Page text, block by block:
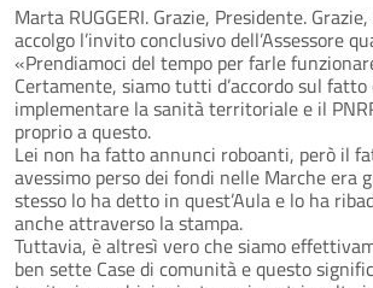
Marta RUGGERI. Grazie, Presidente.
accolgo l’invito conclusivo dell’Assessore
«Prendiamoci del tempo per farle
Certamente, siamo tutti d’accordo sul fatto
implementare la sanità territoriale e il
proprio a questo.
Lei non ha fatto annunci roboanti, però il
avessimo perso dei fondi nelle Marche era
stesso lo ha detto in quest’Aula e lo ha
anche attraverso la stampa.
Tuttavia, è altresì vero che siamo
ben sette Case di comunità e questo